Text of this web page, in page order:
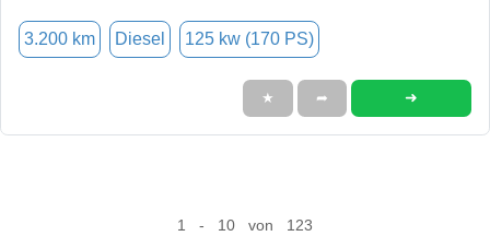
3.200 km Diesel 125 kw (170 PS)
★ ➦ ➜
1 - 10 von 123